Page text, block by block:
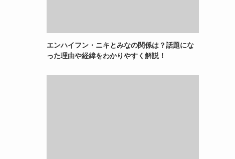
エンハイフン・ニキとみなの関係は？話題にな
った理由や経緯をわかりやすく解説！